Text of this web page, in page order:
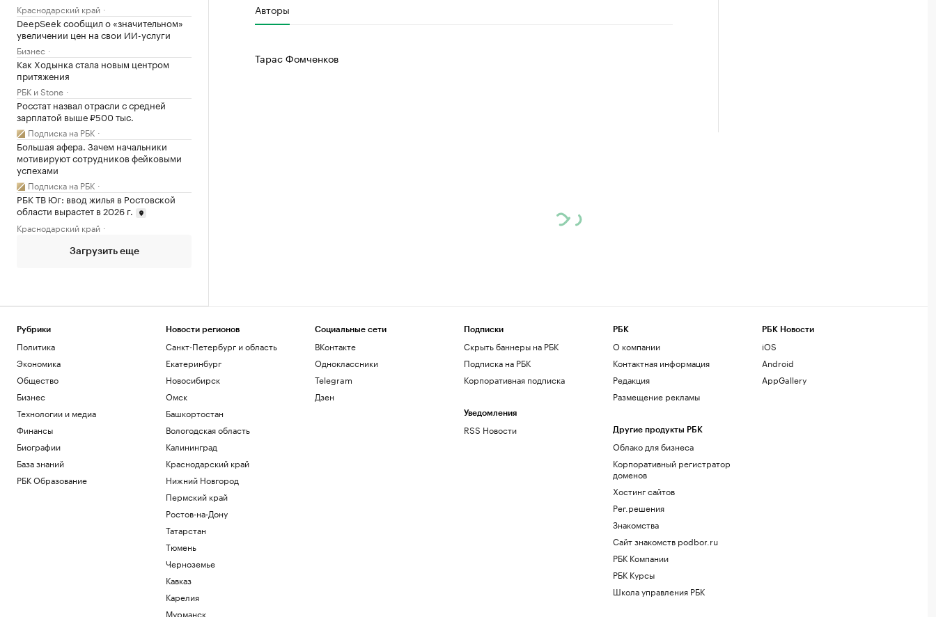
Краснодарский край
DeepSeek сообщил о «значительном»
увеличении цен на свои ИИ-услуги
Бизнес
Как Ходынка стала новым центром
притяжения
РБК и Stone
Росстат назвал отрасли с средней
зарплатой выше ₽500 тыс.
Подписка на РБК
Большая афера. Зачем начальники
мотивируют сотрудников фейковыми
успехами
Подписка на РБК
РБК ТВ Юг: ввод жилья в Ростовской
области вырастет в 2026 г.
Краснодарский край
Загрузить еще
Авторы
Тарас Фомченков
Рубрики
Политика
Экономика
Общество
Бизнес
Технологии и медиа
Финансы
Биографии
База знаний
РБК Образование
Новости регионов
Санкт-Петербург и область
Екатеринбург
Новосибирск
Омск
Башкортостан
Вологодская область
Калининград
Краснодарский край
Нижний Новгород
Пермский край
Ростов-на-Дону
Татарстан
Тюмень
Черноземье
Кавказ
Карелия
Мурманск
Социальные сети
ВКонтакте
Одноклассники
Telegram
Дзен
Подписки
Скрыть баннеры на РБК
Подписка на РБК
Корпоративная подписка
Уведомления
RSS Новости
РБК
О компании
Контактная информация
Редакция
Размещение рекламы
Другие продукты РБК
Облако для бизнеса
Корпоративный регистратор
доменов
Хостинг сайтов
Рег.решения
Знакомства
Сайт знакомств podbor.ru
РБК Компании
РБК Курсы
Школа управления РБК
РБК Новости
iOS
Android
AppGallery